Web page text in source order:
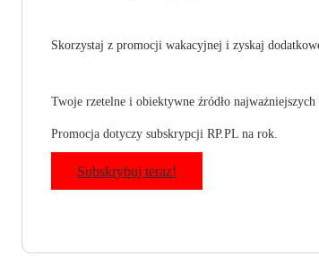
Skorzystaj z promocji wakacyjnej i zyskaj
Twoje rzetelne i obiektywne źródło
Promocja dotyczy subskrypcji RP.PL na rok.
Subskrybuj teraz!